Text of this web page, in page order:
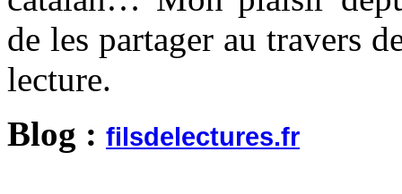
de les partager au travers
lecture.
Blog : filsdelectures.fr